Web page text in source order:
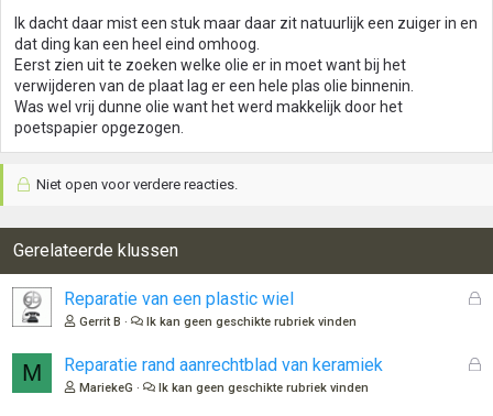
e
n
:
Ik dacht daar mist een stuk maar daar zit natuurlijk een zuiger in en
dat ding kan een heel eind omhoog.
Eerst zien uit te zoeken welke olie er in moet want bij het
verwijderen van de plaat lag er een hele plas olie binnenin.
Was wel vrij dunne olie want het werd makkelijk door het
poetspapier opgezogen.
Niet open voor verdere reacties.
Gerelateerde klussen
G
Reparatie van een plastic wiel
Gerrit B Ik kan geen geschikte rubriek vinden
M
G
Reparatie rand aanrechtblad van keramiek
MariekeG Ik kan geen geschikte rubriek vinden